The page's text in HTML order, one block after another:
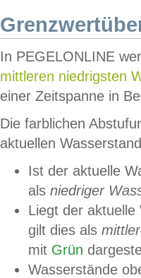
In PEGELONLINE
mittleren niedrigsten
einer Zeitspanne in
Die farblichen
aktuellen
Ist der aktuelle
als niedriger
Liegt der
gilt dies als
mit Grün
Wasserstände